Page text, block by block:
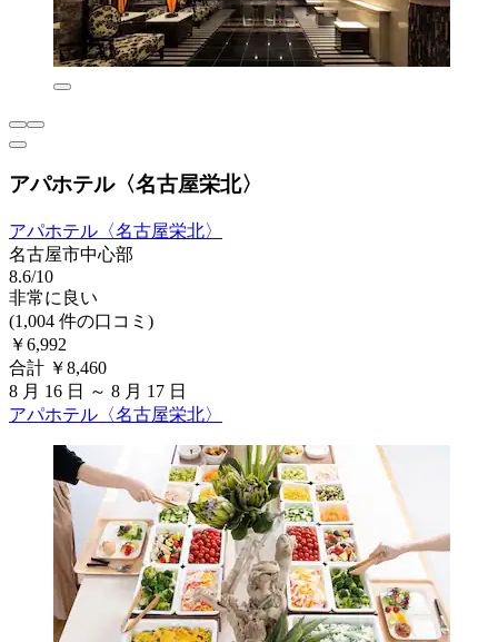
アパホテル〈名古屋栄北〉
アパホテル〈名古屋栄北〉
名古屋市中心部
8.6/10
非常に良い
(1,004 件の口コミ)
￥6,992
合計 ￥8,460
8 月 16 日 ～ 8 月 17 日
アパホテル〈名古屋栄北〉